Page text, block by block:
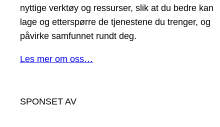
nyttige verktøy og ressurser, slik at du bedre kan
lage og etterspørre de tjenestene du trenger, og
påvirke samfunnet rundt deg.
Les mer om oss…
SPONSET AV